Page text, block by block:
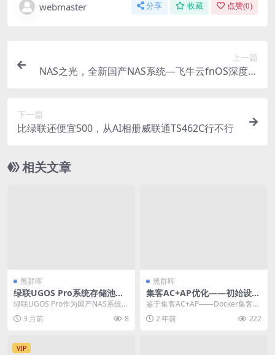
webmaster 分享 收藏 点赞(0)
上一篇
NAS之光，全新国产NAS系统—飞牛云fnOS深度测
下一篇
比绿联还便宜500，从AI相册威联通TS462C行不行
相关文章
黑群晖
绿联UGOS Pro系统存储池性
能深度优化指南：从RAID配置
绿联UGOS Pro作为国产NAS系统的
后起之秀，凭借其简洁的界面和丰
富的功能赢...
3 月前 8
黑群晖
集客AC+AP优化——初始设置
及微信小程序控制
鉴于集客AC+AP——Docker集客A
C多平台可用文章已经将集客AC安
装完成，...
2 年前 222
VIP